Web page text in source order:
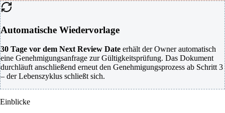
Automatische Wiedervorlage
30 Tage vor dem Next Review Date erhält der Owner automatisch
eine Genehmigungsanfrage zur Gültigkeitsprüfung. Das Dokument
durchläuft anschließend erneut den Genehmigungsprozess ab Schritt 3
– der Lebenszyklus schließt sich.
Einblicke